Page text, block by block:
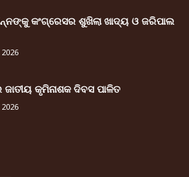
କଂଗ୍ରେସର ଶୁଖିଲା ଖାଦ୍ୟ ଓ ଜରିପାଲ
କୃମିନାଶକ ଦିବସ ପାଳିତ